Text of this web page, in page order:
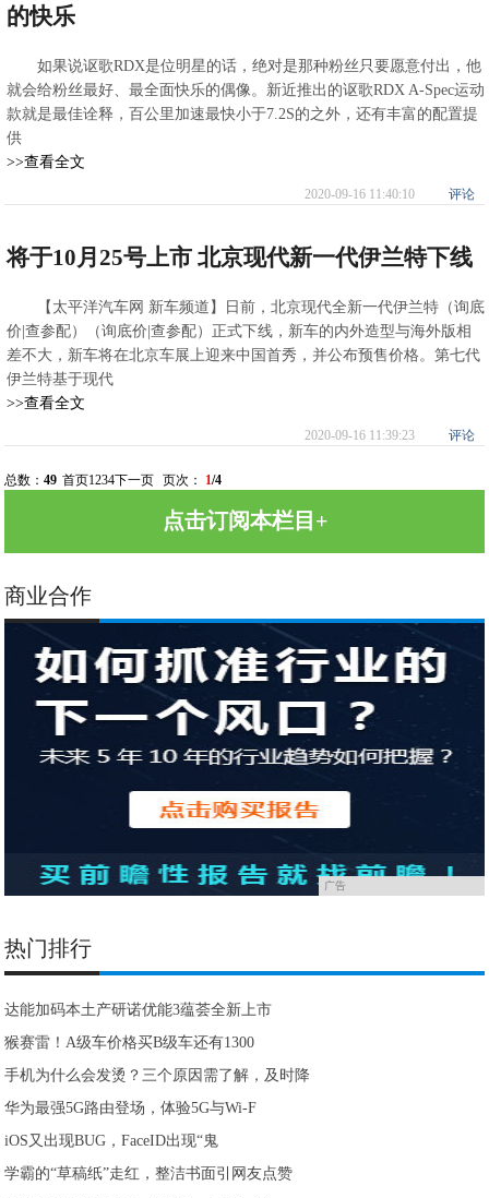
的快乐
如果说讴歌RDX是位明星的话，绝对是那种粉丝只要愿意付出，他
就会给粉丝最好、最全面快乐的偶像。新近推出的讴歌RDX A-Spec运动
款就是最佳诠释，百公里加速最快小于7.2S的之外，还有丰富的配置提
供
>>查看全文
2020-09-16 11:40:10 评论
将于10月25号上市 北京现代新一代伊兰特下线
【太平洋汽车网 新车频道】日前，北京现代全新一代伊兰特（询底
价|查参配）（询底价|查参配）正式下线，新车的内外造型与海外版相
差不大，新车将在北京车展上迎来中国首秀，并公布预售价格。第七代
伊兰特基于现代
>>查看全文
2020-09-16 11:39:23 评论
总数：49 首页1234下一页 页次： 1/4
点击订阅本栏目+
商业合作
广告
热门排行
达能加码本土产研诺优能3蕴荟全新上市
​猴赛雷！A级车价格买B级车还有1300
手机为什么会发烫？三个原因需了解，及时降
华为最强5G路由登场，体验5G与Wi-F
iOS又出现BUG，FaceID出现“鬼
学霸的“草稿纸”走红，整洁书面引网友点赞